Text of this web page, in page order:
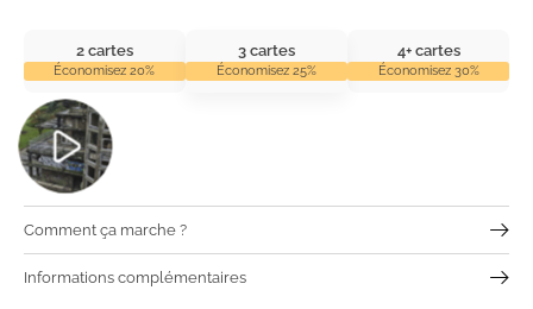
2 cartes
Économisez 20%
3 cartes
Économisez 25%
4+ cartes
Économisez 30%
Comment ça marche ?
Informations complémentaires